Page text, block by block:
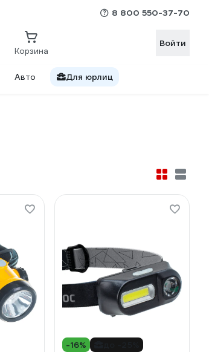
8 800 550-37-70
Корзина
Войти
Авто Для юрлиц
-16%